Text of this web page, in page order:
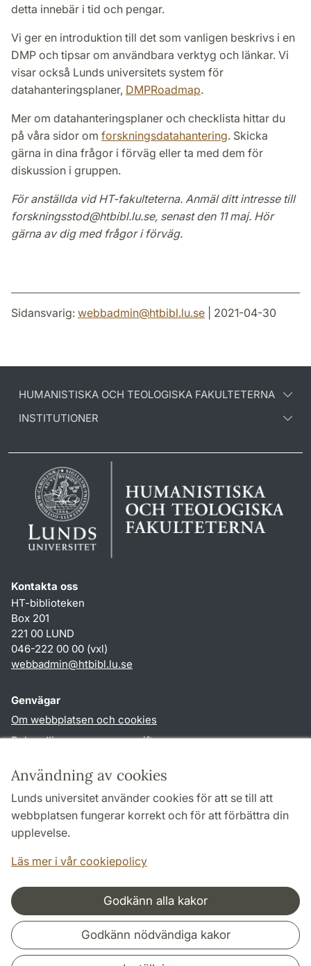
Användning av cookies
Lunds universitet använder cookies för att se till att
webbplatsen fungerar korrekt och för att förbättra din
upplevelse.
Läs mer i vår cookiepolicy
Godkänn alla kakor
Godkänn nödvändiga kakor
detta innebär i tid och pengar.
Vi ger en introduktion till det som vanligen beskrivs i en
DMP och tipsar om användbara verktyg och länkar. Vi
visar också Lunds universitets system för
datahanteringsplaner, DMPRoadmap.
Mer om datahanteringsplaner och checklista hittar du
på våra sidor om forskningsdatahantering. Skicka
gärna in dina frågor i förväg eller ta med dem för
diskussion i gruppen.
För anställda vid HT-fakulteterna. Anmäl ditt intresse till
forskningsstod@htbibl.lu.se, senast den 11 maj. Hör
gärna av dig med frågor i förväg.
Sidansvarig: webbadmin@htbibl.lu.se | 2021-04-30
HUMANISTISKA OCH TEOLOGISKA FAKULTETERNA
INSTITUTIONER
Kontakta oss
HT-biblioteken
Box 201
221 00 LUND
046-222 00 00 (vxl)
webbadmin@htbibl.lu.se
Genvägar
Om webbplatsen och cookies
Behandling av personuppgifter
TYPO3-login
Följ oss i sociala medier
Samarbeten och nätverk